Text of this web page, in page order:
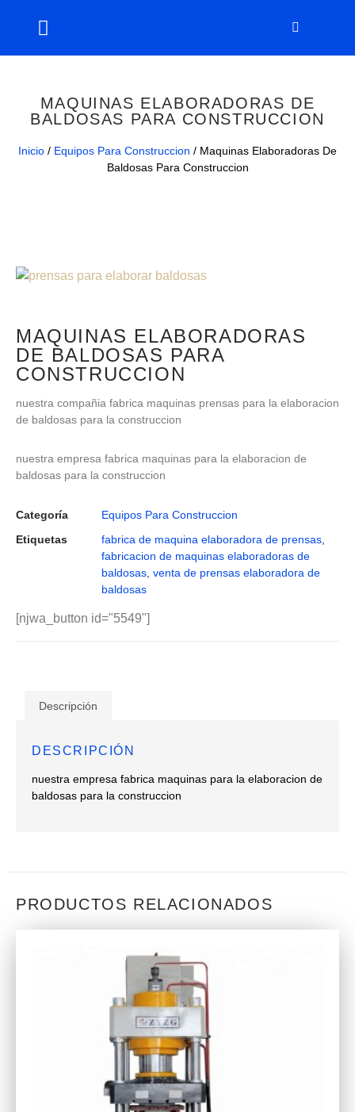
MAQUINAS ELABORADORAS DE
BALDOSAS PARA CONSTRUCCION
Inicio / Equipos Para Construccion / Maquinas Elaboradoras De
Baldosas Para Construccion
MAQUINAS ELABORADORAS
DE BALDOSAS PARA
CONSTRUCCION
nuestra compañia fabrica maquinas prensas para la elaboracion
de baldosas para la construccion
nuestra empresa fabrica maquinas para la elaboracion de
baldosas para la construccion
Categoría
Equipos Para Construccion
Etiquetas
fabrica de maquina elaboradora de prensas
fabricacion de maquinas elaboradoras de
baldosas venta de prensas elaboradora de
baldosas
[njwa_button id="5549"]
Descripción
DESCRIPCIÓN
nuestra empresa fabrica maquinas para la elaboracion de
baldosas para la construccion
PRODUCTOS RELACIONADOS